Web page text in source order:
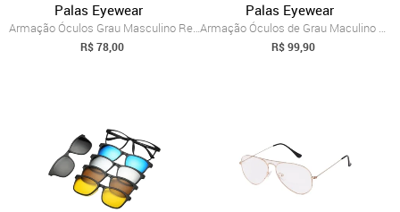
Palas Eyewear
Armação Óculos Grau Masculino Redonda Ro...
R$ 78,00
Palas Eyewear
Armação Óculos de Grau Maculino Redonda ...
R$ 99,90